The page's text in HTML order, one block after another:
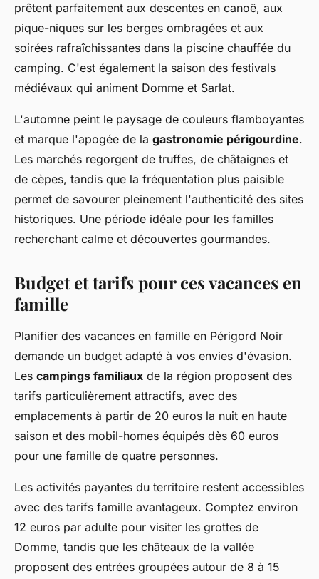
prêtent parfaitement aux descentes en canoë, aux
pique-niques sur les berges ombragées et aux
soirées rafraîchissantes dans la piscine chauffée du
camping. C'est également la saison des festivals
médiévaux qui animent Domme et Sarlat.
L'automne peint le paysage de couleurs flamboyantes
et marque l'apogée de la gastronomie périgourdine.
Les marchés regorgent de truffes, de châtaignes et
de cèpes, tandis que la fréquentation plus paisible
permet de savourer pleinement l'authenticité des sites
historiques. Une période idéale pour les familles
recherchant calme et découvertes gourmandes.
Budget et tarifs pour ces vacances en
famille
Planifier des vacances en famille en Périgord Noir
demande un budget adapté à vos envies d'évasion.
Les campings familiaux de la région proposent des
tarifs particulièrement attractifs, avec des
emplacements à partir de 20 euros la nuit en haute
saison et des mobil-homes équipés dès 60 euros
pour une famille de quatre personnes.
Les activités payantes du territoire restent accessibles
avec des tarifs famille avantageux. Comptez environ
12 euros par adulte pour visiter les grottes de
Domme, tandis que les châteaux de la vallée
proposent des entrées groupées autour de 8 à 15